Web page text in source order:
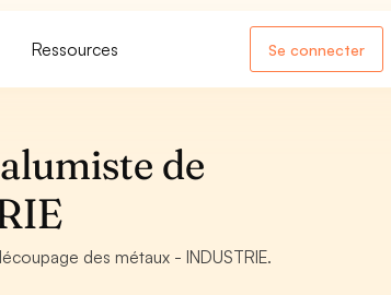
Ressources Se connecter
de
des métaux - INDUSTRIE.